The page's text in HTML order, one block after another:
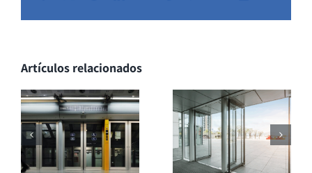
Artículos relacionados